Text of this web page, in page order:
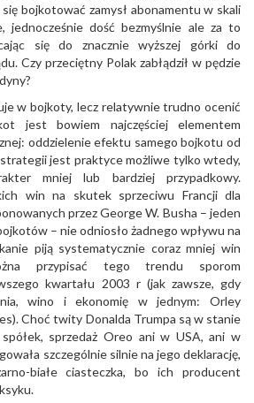
bojkotować zamysł abonamentu w skali
jednocześnie dość bezmyślnie ale za to
się do znacznie wyższej górki do
Czy przeciętny Polak zabłądził w pędzie
w bojkoty, lecz relatywnie trudno ocenić
jest bowiem najczęściej elementem
oddzielenie efektu samego bojkotu od
jest praktyce możliwe tylko wtedy,
mniej lub bardziej przypadkowy.
win na skutek sprzeciwu Francji dla
przez George W. Busha – jeden
– nie odniosło żadnego wpływu na
piją systematycznie coraz mniej win
przypisać tego trendu sporom
kwartału 2003 r (jak zawsze, gdy
wino i ekonomię w jednym: Orley
Choć twity Donalda Trumpa są w stanie
sprzedaż Oreo ani w USA, ani w
szczególnie silnie na jego deklarację,
białe ciasteczka, bo ich producent